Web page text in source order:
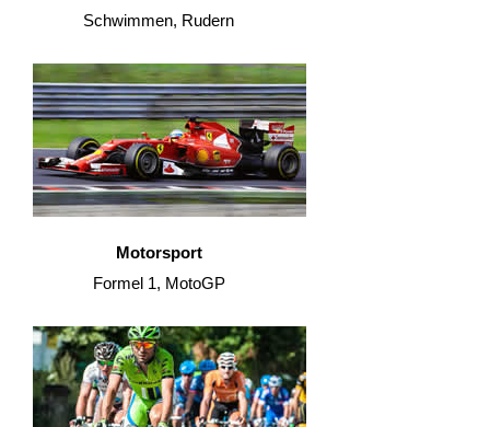
Schwimmen, Rudern
Motorsport
Formel 1, MotoGP